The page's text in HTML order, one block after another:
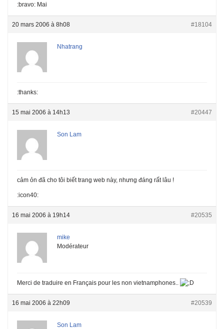
:bravo: Mai
20 mars 2006 à 8h08 #18104
Nhatrang
:thanks:
15 mai 2006 à 14h13 #20447
Son Lam
cảm ỏn đã cho tôi biết trang web này, nhưng đáng rất lâu !
:icon40:
16 mai 2006 à 19h14 #20535
mike
Modérateur
Merci de traduire en Français pour les non vietnamphones..
16 mai 2006 à 22h09 #20539
Son Lam